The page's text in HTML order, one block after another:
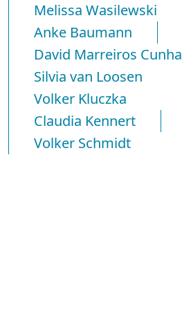
Melissa Wasilewski
Anke Baumann
David Marreiros Cunha
Silvia van Loosen
Volker Kluczka
Claudia Kennert
Volker Schmidt